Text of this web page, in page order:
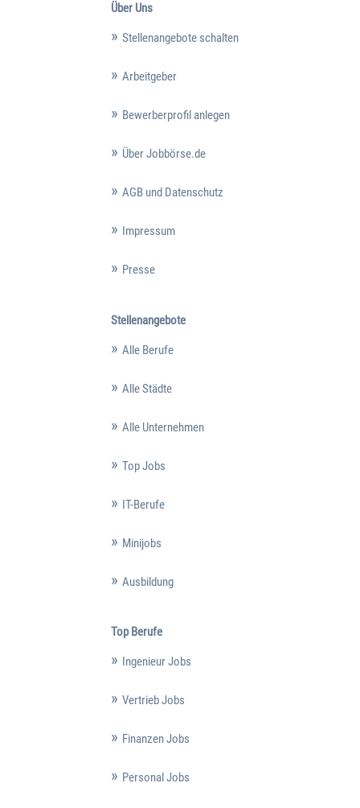
Über Uns
Stellenangebote schalten
Arbeitgeber
Bewerberprofil anlegen
Über Jobbörse.de
AGB und Datenschutz
Impressum
Presse
Stellenangebote
Alle Berufe
Alle Städte
Alle Unternehmen
Top Jobs
IT-Berufe
Minijobs
Ausbildung
Top Berufe
Ingenieur Jobs
Vertrieb Jobs
Finanzen Jobs
Personal Jobs